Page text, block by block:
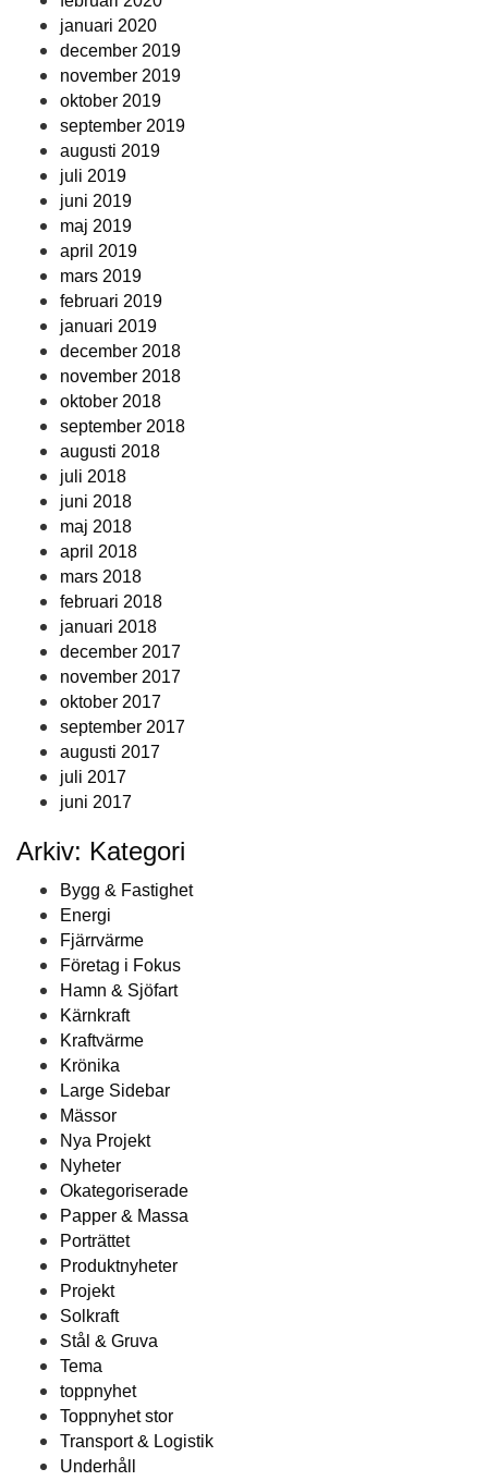
januari 2020
december 2019
november 2019
oktober 2019
september 2019
augusti 2019
juli 2019
juni 2019
maj 2019
april 2019
mars 2019
februari 2019
januari 2019
december 2018
november 2018
oktober 2018
september 2018
augusti 2018
juli 2018
juni 2018
maj 2018
april 2018
mars 2018
februari 2018
januari 2018
december 2017
november 2017
oktober 2017
september 2017
augusti 2017
juli 2017
juni 2017
Arkiv: Kategori
Bygg & Fastighet
Energi
Fjärrvärme
Företag i Fokus
Hamn & Sjöfart
Kärnkraft
Kraftvärme
Krönika
Large Sidebar
Mässor
Nya Projekt
Nyheter
Okategoriserade
Papper & Massa
Porträttet
Produktnyheter
Projekt
Solkraft
Stål & Gruva
Tema
toppnyhet
Toppnyhet stor
Transport & Logistik
Underhåll